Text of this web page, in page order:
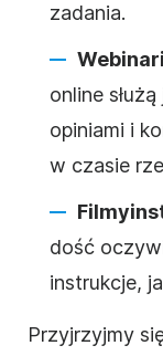
zadania.
online
opiniami i
w czasie
Filmy
dość
instrukcje,
Przyjrzyjmy